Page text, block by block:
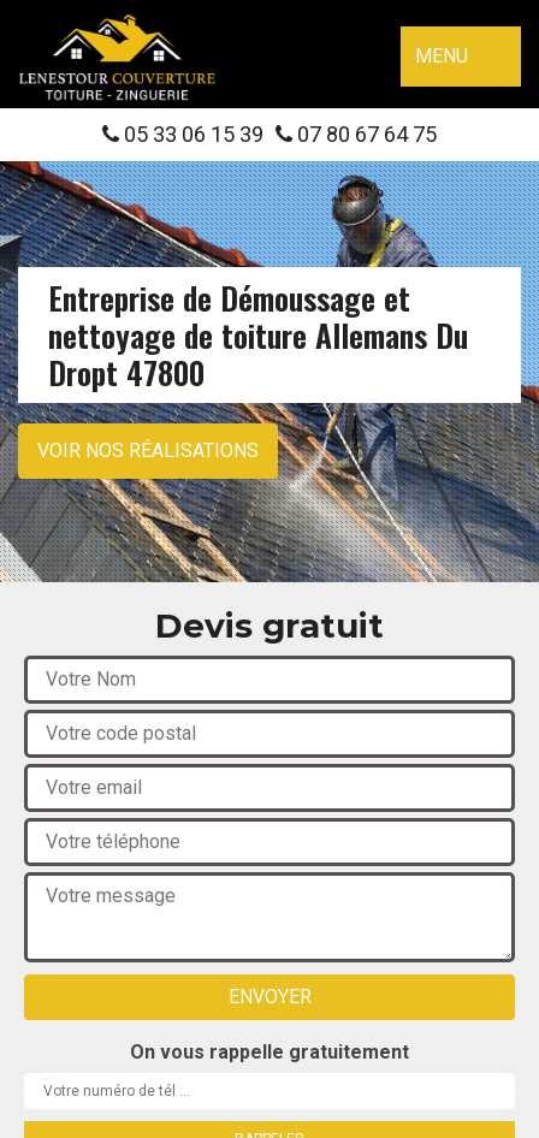
MENU
05 33 06 15 39 07 80 67 64 75
Entreprise de Démoussage et
nettoyage de toiture Allemans Du
Dropt 47800
VOIR NOS RÉALISATIONS
Devis gratuit
On vous rappelle gratuitement